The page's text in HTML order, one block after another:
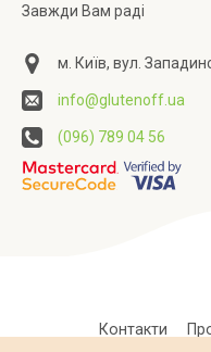
Завжди Вам раді
м. Київ, вул.
info@glutenoff.ua
(096) 789 04 56
Контакти